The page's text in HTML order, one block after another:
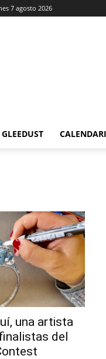
7 agosto 2026
GLEEDUST
una artista
del